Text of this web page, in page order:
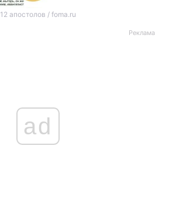
12 апостолов / foma.ru
Реклама
ad